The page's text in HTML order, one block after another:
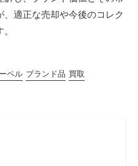
適正な売却や今後のコレク
ペル ブランド品 買取